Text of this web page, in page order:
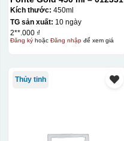
Kích thước: 450ml
TG sản xuất: 10 ngày
2**.000 ₫
Đăng kýhoặc Đăng nhậpđể xem giá
Thủy tinh